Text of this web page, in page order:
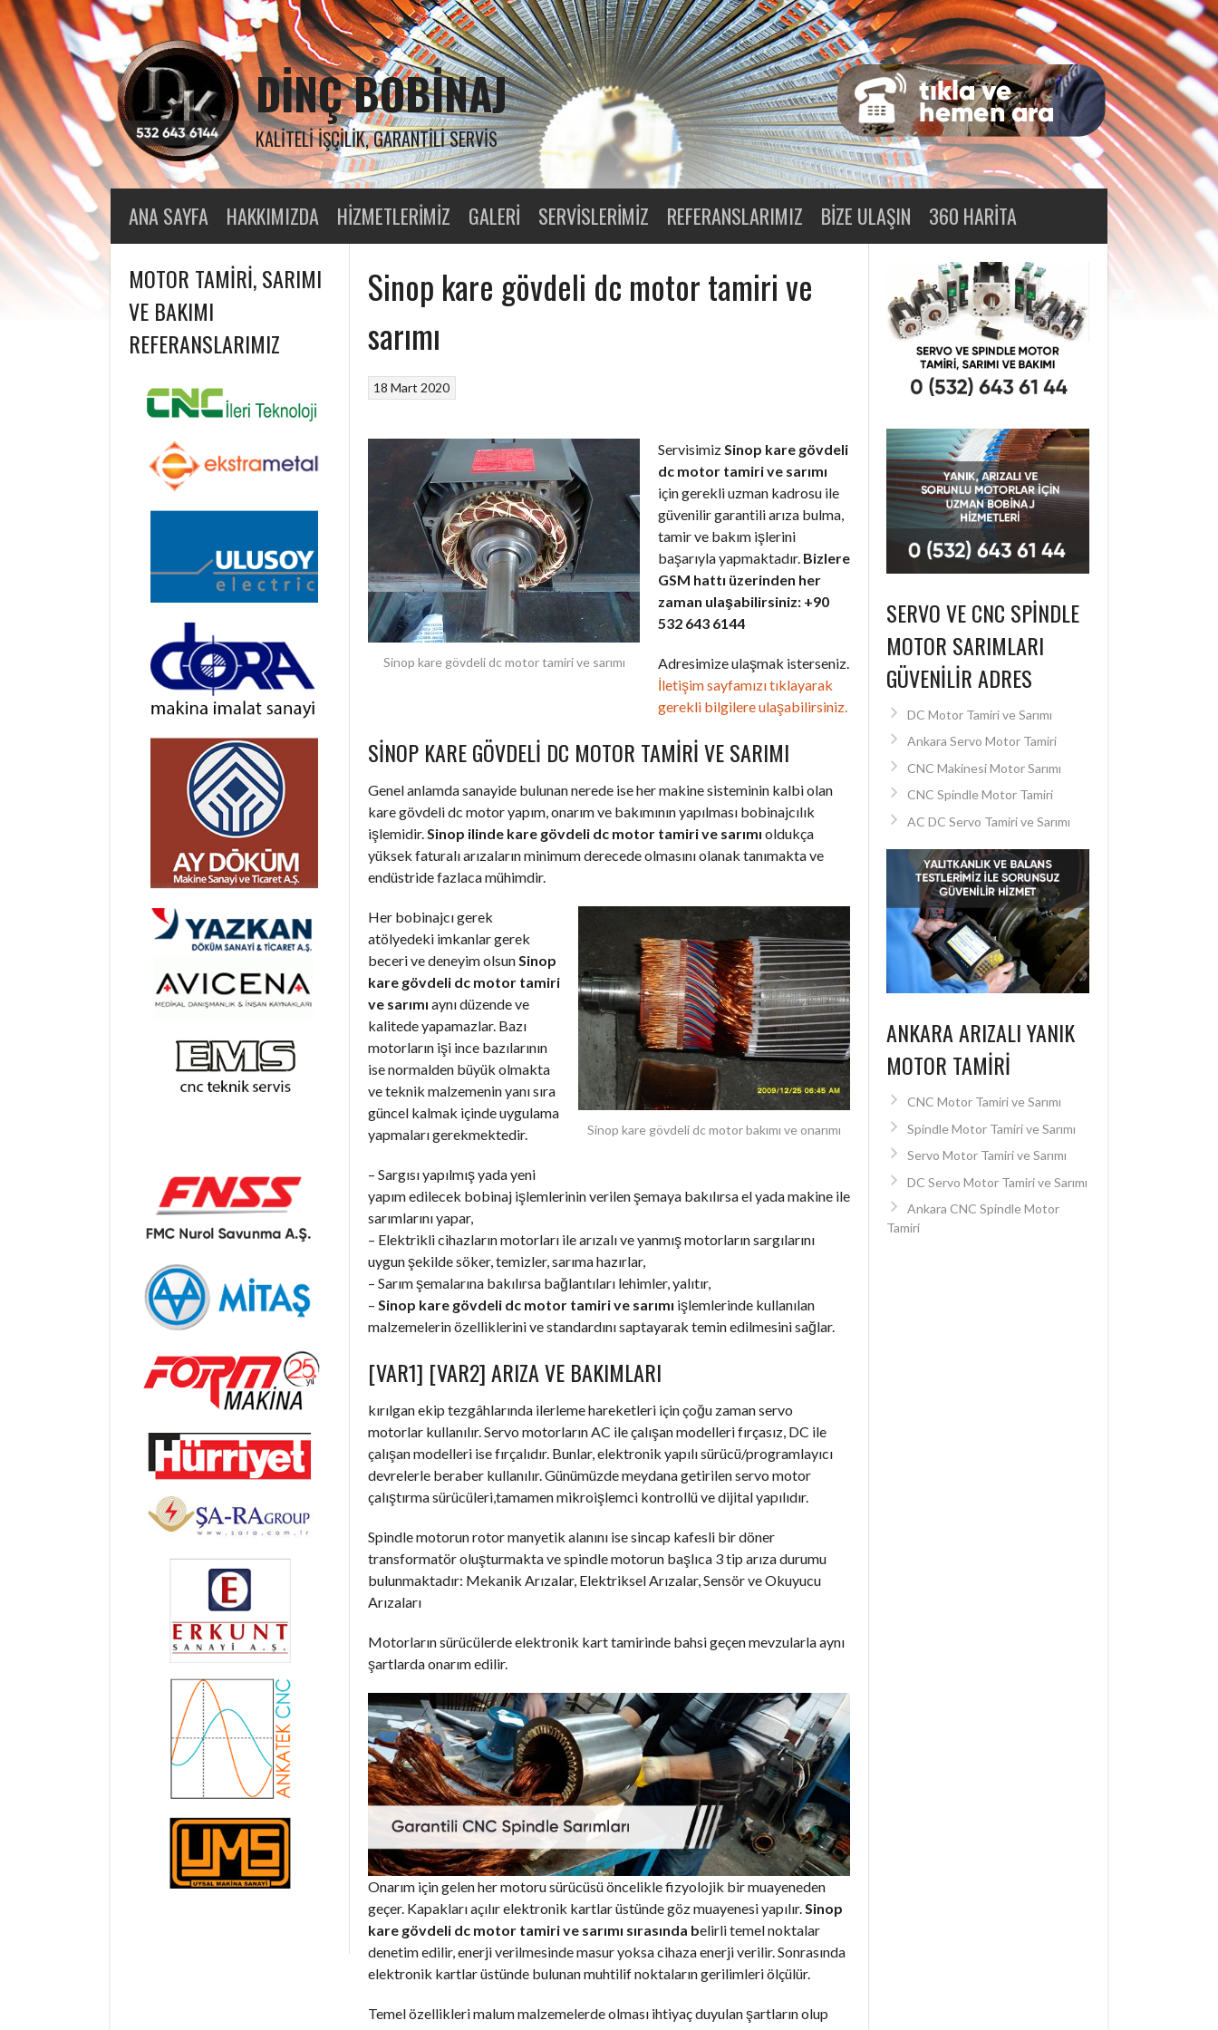
Skip
content
DINÇ BOBINAJ
KALITELI İŞÇILIK, GARANTILI SERVIS
ANA SAYFA HAKKIMIZDA HIZMETLERIMIZ GALERI SERVISLERIMIZ REFERANSLARIMIZ BIZE ULAŞIN 360 HARITA
Sinop kare gövdeli dc motor tamiri ve
sarımı
18 Mart 2020
Sinop kare gövdeli dc motor tamiri ve sarımı
ServisimizSinop kare gövdeli
dc motor tamiri ve sarımı
için gerekli uzman kadrosu ile
güvenilir garantili arıza bulma,
tamir ve bakım işlerini
başarıyla yapmaktadır. Bizlere
GSM hattı üzerinden her
zaman ulaşabilirsiniz: +90
532 643 6144
Adresimize ulaşmak isterseniz.
İletişim sayfamızı tıklayarak
gerekli bilgilere ulaşabilirsiniz.
SINOP KARE GÖVDELI DC MOTOR TAMIRI VE SARIMI
Genel anlamda sanayide bulunan nerede ise her makine sisteminin kalbi olan
kare gövdeli dc motor yapım, onarım ve bakımının yapılması bobinajcılık
işlemidir.Sinop ilinde kare gövdeli dc motor tamiri ve sarımı oldukça
yüksek faturalı arızaların minimum derecede olmasını olanak tanımakta ve
endüstride fazlaca mühimdir.
Sinop kare gövdeli dc motor bakımı ve onarımı
Her bobinajcı gerek
atölyedeki imkanlar gerek
beceri ve deneyim olsunSinop
kare gövdeli dc motor tamiri
ve sarımı aynı düzende ve
kalitede yapamazlar. Bazı
motorların işi ince bazılarının
ise normalden büyük olmakta
ve teknik malzemenin yanı sıra
güncel kalmak içinde uygulama
yapmaları gerekmektedir.
– Sargısı yapılmış yada yeni
yapım edilecek bobinaj işlemlerinin verilen şemaya bakılırsa el yada makine ile
sarımlarını yapar,
– Elektrikli cihazların motorları ile arızalı ve yanmış motorların sargılarını
uygun şekilde söker, temizler, sarıma hazırlar,
– Sarım şemalarına bakılırsa bağlantıları lehimler, yalıtır,
– Sinop kare gövdeli dc motor tamiri ve sarımı işlemlerinde kullanılan
malzemelerin özelliklerini ve standardını saptayarak temin edilmesini sağlar.
[VAR1] [VAR2] ARIZA VE BAKIMLARI
kırılgan ekip tezgâhlarında ilerleme hareketleri için çoğu zaman servo
motorlar kullanılır. Servo motorların AC ile çalışan modelleri fırçasız, DC ile
çalışan modelleri ise fırçalıdır. Bunlar, elektronik yapılı sürücü/programlayıcı
devrelerle beraber kullanılır. Günümüzde meydana getirilen servo motor
çalıştırma sürücüleri,tamamen mikroişlemci kontrollü ve dijital yapılıdır.
Spindle motorun rotor manyetik alanını ise sincap kafesli bir döner
transformatör oluşturmakta ve spindle motorun başlıca 3 tip arıza durumu
bulunmaktadır: Mekanik Arızalar, Elektriksel Arızalar, Sensör ve Okuyucu
Arızaları
Motorların sürücülerde elektronik kart tamirinde bahsi geçen mevzularla aynı
şartlarda onarım edilir.
Onarım için gelen her motoru sürücüsü öncelikle fizyolojik bir muayeneden
geçer. Kapakları açılır elektronik kartlar üstünde göz muayenesi yapılır.Sinop
kare gövdeli dc motor tamiri ve sarımı sırasında belirli temel noktalar
denetim edilir, enerji verilmesinde masur yoksa cihaza enerji verilir. Sonrasında
elektronik kartlar üstünde bulunan muhtilif noktaların gerilimleri ölçülür.
Temel özellikleri malum malzemelerde olması ihtiyaç duyulan şartların olup
MOTOR TAMIRI, SARIMI
VE BAKIMI
REFERANSLARIMIZ
SERVO VE CNC SPINDLE
MOTOR SARIMLARI
GÜVENILIR ADRES
DC Motor Tamiri ve Sarımı
Ankara Servo Motor Tamiri
CNC Makinesi Motor Sarımı
CNC Spindle Motor Tamiri
AC DC Servo Tamiri ve Sarımı
ANKARA ARIZALI YANIK
MOTOR TAMIRI
CNC Motor Tamiri ve Sarımı
Spindle Motor Tamiri ve Sarımı
Servo Motor Tamiri ve Sarımı
DC Servo Motor Tamiri ve Sarımı
Ankara CNC Spindle Motor
Tamiri